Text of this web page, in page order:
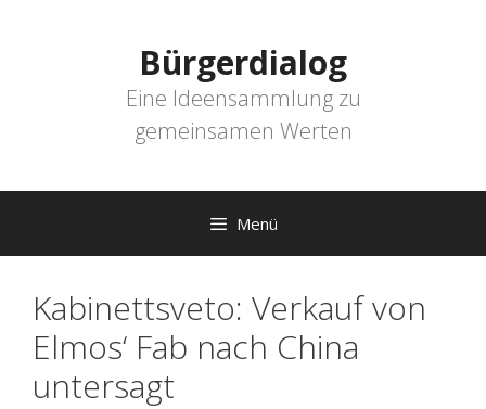
Bürgerdialog
Eine Ideensammlung zu
gemeinsamen Werten
Menü
Kabinettsveto: Verkauf von
Elmos‘ Fab nach China
untersagt